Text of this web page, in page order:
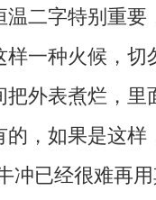
二字特别重要
一种火候，切
外表煮烂，里
，如果是这样
冲已经很难再